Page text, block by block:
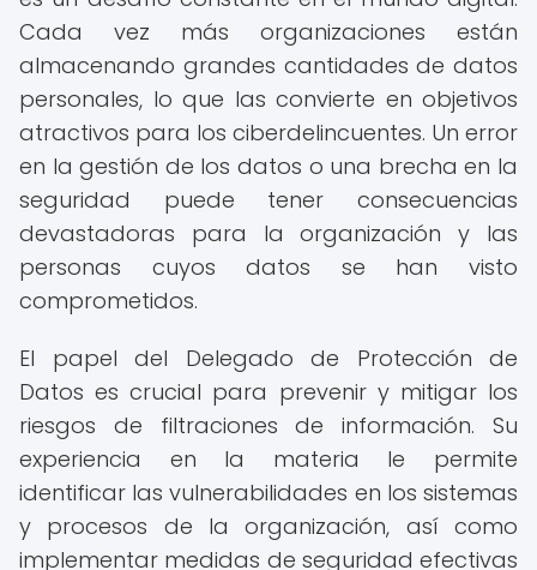
Cada vez más organizaciones están
almacenando grandes cantidades de datos
personales, lo que las convierte en objetivos
atractivos para los ciberdelincuentes. Un error
en la gestión de los datos o una brecha en la
seguridad puede tener consecuencias
devastadoras para la organización y las
personas cuyos datos se han visto
comprometidos.
El papel del Delegado de Protección de
Datos es crucial para prevenir y mitigar los
riesgos de filtraciones de información. Su
experiencia en la materia le permite
identificar las vulnerabilidades en los sistemas
y procesos de la organización, así como
implementar medidas de seguridad efectivas